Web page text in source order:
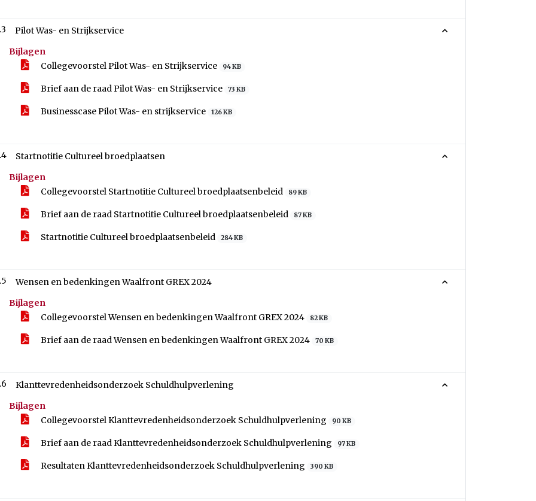
Pilot Was- en Strijkservice
Bijlagen
Collegevoorstel Pilot Was- en Strijkservice
94 KB
Brief aan de raad Pilot Was- en Strijkservice 73 KB
Businesscase Pilot Was- en strijkservice 126 KB
Startnotitie Cultureel broedplaatsen
Bijlagen
Collegevoorstel Startnotitie Cultureel broedplaatsenbeleid
89 KB
Brief aan de raad Startnotitie Cultureel broedplaatsenbeleid 87 KB
Startnotitie Cultureel broedplaatsenbeleid 284 KB
Wensen en bedenkingen Waalfront GREX 2024
Bijlagen
Collegevoorstel Wensen en bedenkingen Waalfront GREX 2024
82 KB
Brief aan de raad Wensen en bedenkingen Waalfront GREX 2024 70 KB
Klanttevredenheidsonderzoek Schuldhulpverlening
Bijlagen
Collegevoorstel Klanttevredenheidsonderzoek Schuldhulpverlening
90 KB
Brief aan de raad Klanttevredenheidsonderzoek Schuldhulpverlening 97 KB
Resultaten Klanttevredenheidsonderzoek Schuldhulpverlening 390 KB